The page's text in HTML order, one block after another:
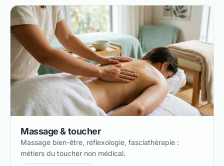
Massage & toucher
Massage bien-être, réflexologie, fasciathérapie :
métiers du toucher non médical.